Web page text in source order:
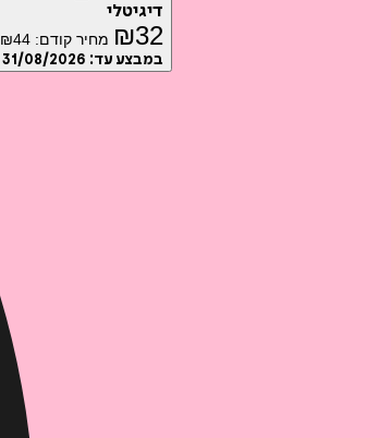
דיגיטלי
₪32 מחיר קודם: ₪44
במבצע עד: 31/08/2026